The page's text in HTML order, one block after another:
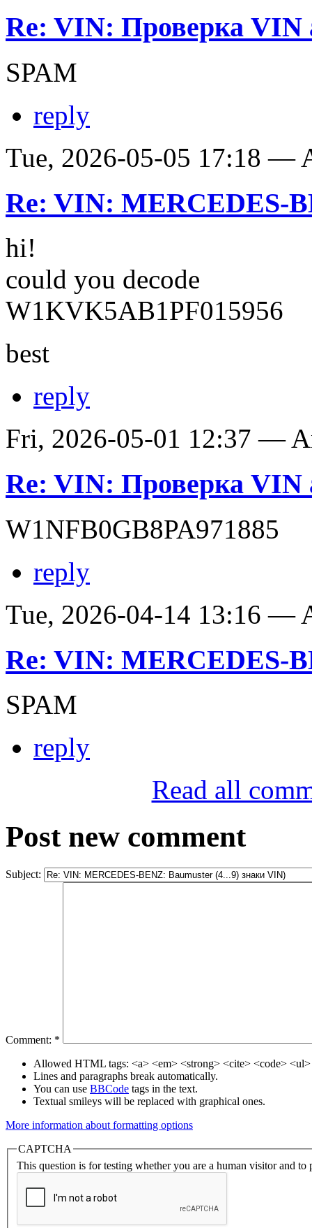
Re: VIN: Проверка VIN
SPAM
reply
Tue, 2026-05-05 17:18 —
Re: VIN: MERCEDES-
hi!
could you decode
W1KVK5AB1PF015956
best
reply
Fri, 2026-05-01 12:37 —
Re: VIN: Проверка VIN
W1NFB0GB8PA971885
reply
Tue, 2026-04-14 13:16 —
Re: VIN: MERCEDES-
SPAM
reply
Read all
Post new comment
Subject:
Comment: *
Allowed HTML tags: <a> <em> <strong> <cite> <code>
Lines and paragraphs break automatically.
You can use BBCode tags in the text.
Textual smileys will be replaced with graphical ones.
More information about formatting options
CAPTCHA
This question is for testing whether you are a human visitor and to